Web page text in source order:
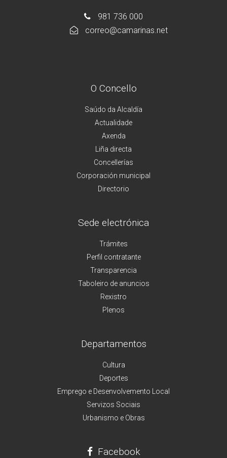
981 736 000
correo@camarinas.net
O Concello
Saúdo da Alcaldía
Actualidade
Axenda
Liña directa
Concellerías
Corporación municipal
Directorio
Sede electrónica
Trámites
Perfil contratante
Transparencia
Taboleiro de anuncios
Rexistro
Plenos
Departamentos
Cultura
Deportes
Emprego e Desenvolvemento Local
Servizos Sociais
Urbanismo e Obras
Facebook